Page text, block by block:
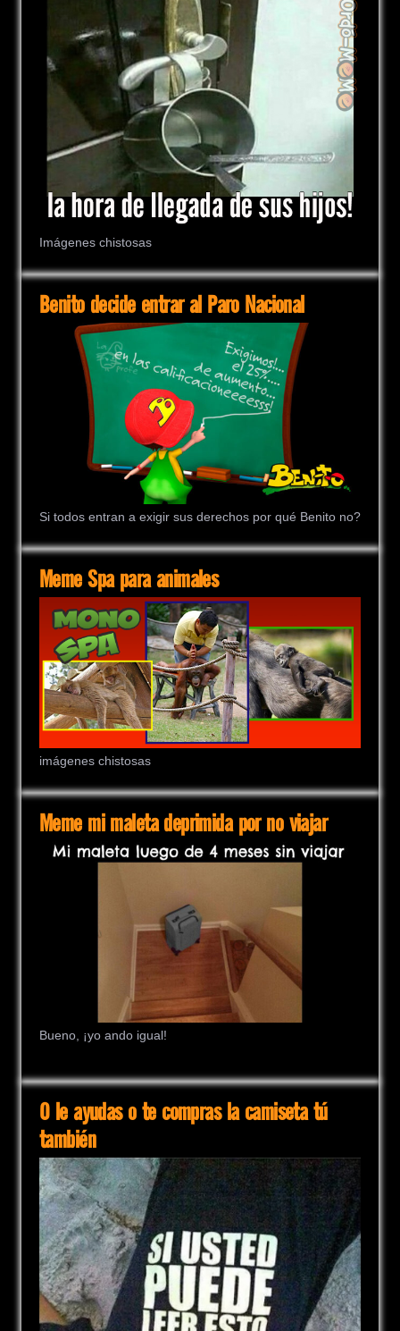
Imágenes chistosas
Benito decide entrar al Paro Nacional
Si todos entran a exigir sus derechos por qué Benito no?
Meme Spa para animales
imágenes chistosas
Meme mi maleta deprimida por no viajar
Bueno, ¡yo ando igual!
O le ayudas o te compras la camiseta tú
también